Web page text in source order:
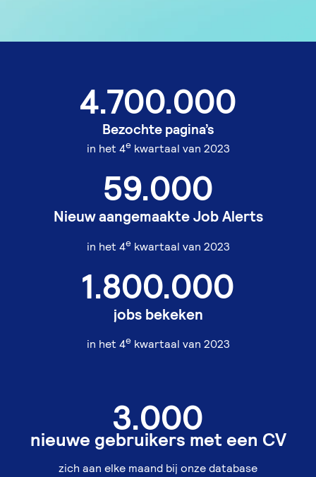
4.700.000
Bezochte pagina’s
in het 4ekwartaal van 2023
59.000
Nieuw aangemaakte Job Alerts
in het 4ekwartaal van 2023
1.800.000
jobs bekeken
in het 4ekwartaal van 2023
3.000
nieuwe gebruikers met een CV
zich aan elke maand bij onze database